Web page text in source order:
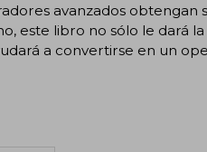
avanzados obtengan
este libro no sólo le dará
a convertirse en un